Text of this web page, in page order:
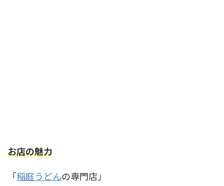
お店の魅力
「稲庭うどんの専門店」